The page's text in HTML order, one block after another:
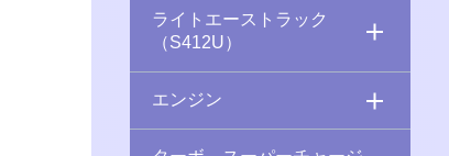
ライトエーストラック
（S412U）
エンジン